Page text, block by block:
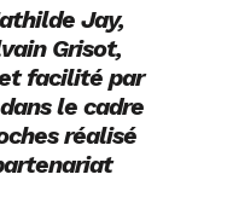
Jay,
Grisot,
facilité par
le cadre
réalisé